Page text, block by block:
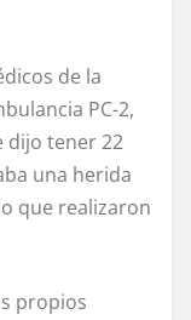
de la
PC-2,
dijo tener 22
una herida
que realizaron
propios